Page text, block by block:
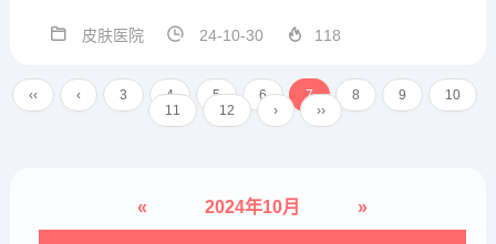
学第一医院皮肤科是长春市乃至吉
一。该医院拥有一支经验丰富、专
业技术过硬的医疗团队，针对各种
皮肤医院 24-10-30 118
‹‹ ‹ 3 4 5 6 7 8 9
10
11
12 › ››
« 2024年10月 »